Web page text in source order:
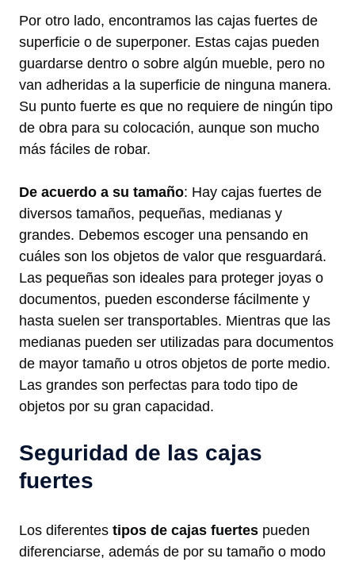
Por otro lado, encontramos las cajas fuertes de
superficie o de superponer. Estas cajas pueden
guardarse dentro o sobre algún mueble, pero no
van adheridas a la superficie de ninguna manera.
Su punto fuerte es que no requiere de ningún tipo
de obra para su colocación, aunque son mucho
más fáciles de robar.
De acuerdo a su tamaño: Hay cajas fuertes de
diversos tamaños, pequeñas, medianas y
grandes. Debemos escoger una pensando en
cuáles son los objetos de valor que resguardará.
Las pequeñas son ideales para proteger joyas o
documentos, pueden esconderse fácilmente y
hasta suelen ser transportables. Mientras que las
medianas pueden ser utilizadas para documentos
de mayor tamaño u otros objetos de porte medio.
Las grandes son perfectas para todo tipo de
objetos por su gran capacidad.
Seguridad de las cajas
fuertes
Los diferentes tipos de cajas fuertes pueden
diferenciarse, además de por su tamaño o modo